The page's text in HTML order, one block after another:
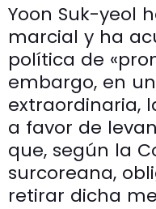
Yoon Suk-yeol
marcial y ha
política de
embargo, en
extraordinaria,
a favor de
que, según la
surcoreana,
retirar dicha